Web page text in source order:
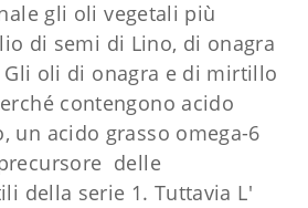
gli oli vegetali più
di semi di Lino, di onagra
oli di onagra e di mirtillo
contengono acido
un acido grasso omega-6
delle
della serie 1. Tuttavia L'